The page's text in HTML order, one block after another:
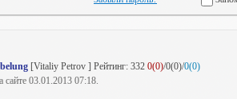
[Vitaliy Petrov ] Рейтинг: 332 0(0)/0(0)/0(0)
сайте 03.01.2013 07:18.